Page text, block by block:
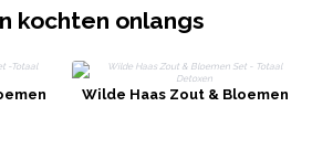
kochten onlangs
Wilde Haas Zout & Bloemen